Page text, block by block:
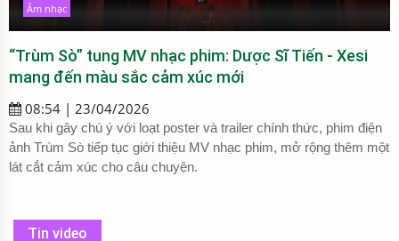
Âm nhạc
“Trùm Sò” tung MV nhạc phim: Dược Sĩ Tiến - Xesi
mang đến màu sắc cảm xúc mới
08:54 | 23/04/2026
Sau khi gây chú ý với loạt poster và trailer chính thức, phim điện
ảnh Trùm Sò tiếp tục giới thiệu MV nhạc phim, mở rộng thêm một
lát cắt cảm xúc cho câu chuyện.
Tin video